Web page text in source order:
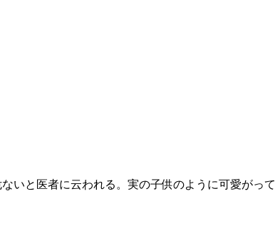
と医者に云われる。実の子供のように可愛がっ